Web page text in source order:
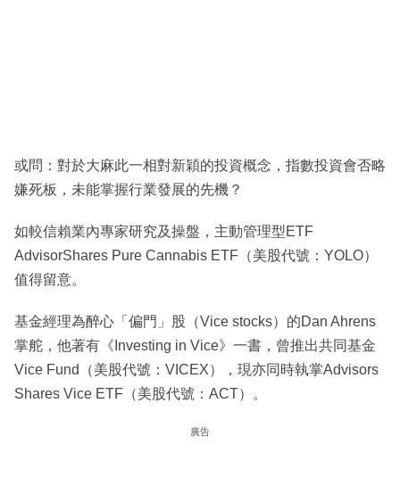
或問：對於大麻此一相對新穎的投資概念，指數投資會否略
嫌死板，未能掌握行業發展的先機？
如較信賴業內專家研究及操盤，主動管理型ETF
AdvisorShares Pure Cannabis ETF（美股代號：YOLO）
值得留意。
基金經理為醉心「偏門」股（Vice stocks）的Dan Ahrens
掌舵，他著有《Investing in Vice》一書，曾推出共同基金
Vice Fund（美股代號：VICEX），現亦同時執掌Advisors
Shares Vice ETF（美股代號：ACT）。
廣告